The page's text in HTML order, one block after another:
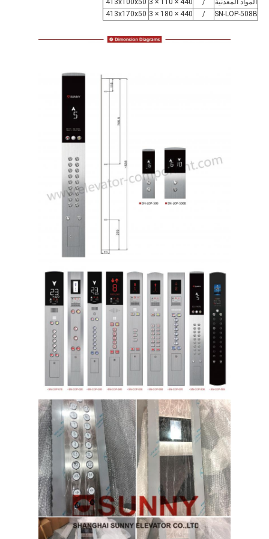
المواد المعدنية /
440 × 110 × 3
413x100x50
SN-LOP-508B
/
440 × 180 × 3
413x170x50